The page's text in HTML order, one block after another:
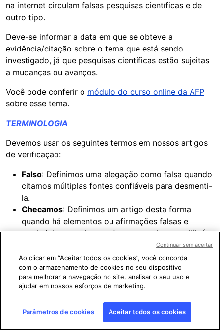
na internet circulam falsas pesquisas científicas e de
outro tipo.
Deve-se informar a data em que se obteve a
evidência/citação sobre o tema que está sendo
investigado, já que pesquisas científicas estão sujeitas
a mudanças ou avanços.
Você pode conferir o módulo do curso online da AFP
sobre esse tema.
TERMINOLOGIA
Devemos usar os seguintes termos em nossos artigos
de verificação:
Falso: Definimos uma alegação como falsa quando
citamos múltiplas fontes confiáveis para desmenti-
la.
Checamos: Definimos um artigo desta forma
quando há elementos ou afirmações falsas e
verdadeiras, por isso se torna complexo qualificá-
Enganoso: Definimos uma alegação como
enganosa quando se usa informação real (texto,
fotografia ou vídeo) fora de contexto ou utilizada
em um contexto falso.
: Quando uma foto ou um vídeo foi
manipulado para enganar.
Sem contexto: Quando uma afirmação é autêntica,
Ao clicar em “Aceitar todos os cookies”, você concorda
com o armazenamento de cookies no seu dispositivo
para melhorar a navegação no site, analisar o seu uso e
ajudar em nossos esforços de marketing.
Parâmetros de cookies Aceitar todos os cookies
Continuar sem aceitar